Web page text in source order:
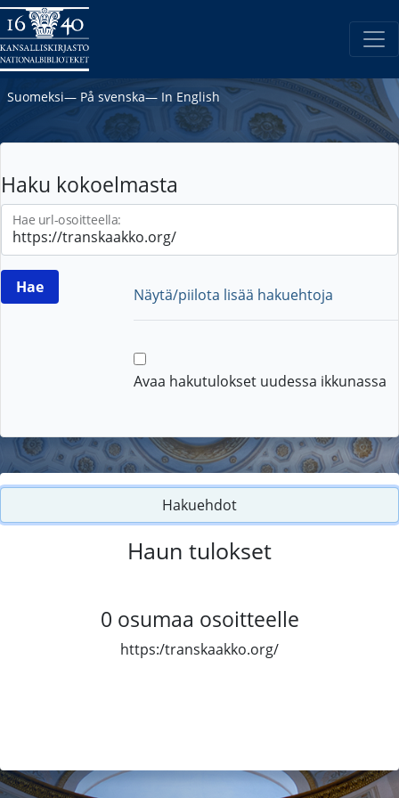
Suomeksi― På svenska― In English
Haku kokoelmasta
Hae url-osoitteella:
Näytä/piilota lisää hakuehtoja
Avaa hakutulokset uudessa ikkunassa
Hakuehdot
Haun tulokset
0 osumaa osoitteelle
https:/transkaakko.org/